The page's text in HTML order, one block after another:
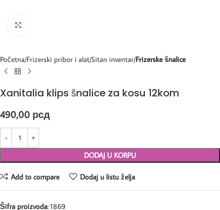
Početna Frizerski pribor i alat Sitan inventar Frizerske šnalice
Xanitalia klips šnalice za kosu 12kom
490,00 рсд
DODAJ U KORPU
Add to compare Dodaj u listu želja
Šifra proizvoda:1869